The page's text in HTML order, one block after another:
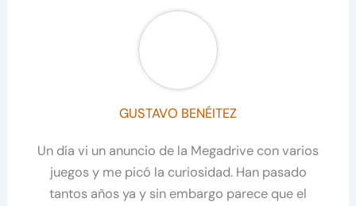
GUSTAVO BENÉITEZ
Un día vi un anuncio de la Megadrive con varios
juegos y me picó la curiosidad. Han pasado
tantos años ya y sin embargo parece que el